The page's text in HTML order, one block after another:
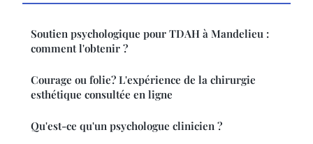
Soutien psychologique pour TDAH à Mandelieu :
comment l'obtenir ?
Courage ou folie? L'expérience de la chirurgie
esthétique consultée en ligne
Qu'est-ce qu'un psychologue clinicien ?